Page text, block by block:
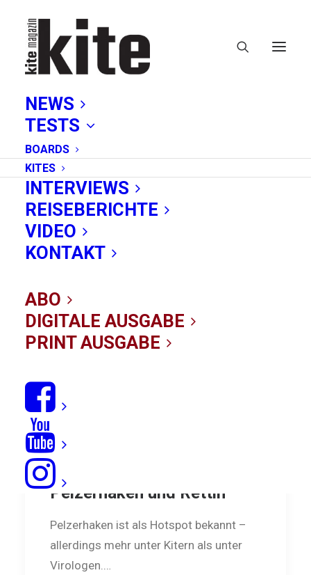
NEWS
TESTS
BOARDS
KITES
INTERVIEWS
REISEBERICHTE
VIDEO
KONTAKT
ABO
DIGITALE AUSGABE
PRINT AUSGABE
Ostsee
Ostsee-Spotreport:
Pelzerhaken und Rettin
Pelzerhaken ist als Hotspot bekannt –
allerdings mehr unter Kitern als unter
Virologen.…